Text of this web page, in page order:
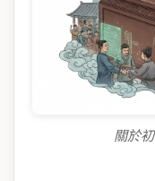
關於